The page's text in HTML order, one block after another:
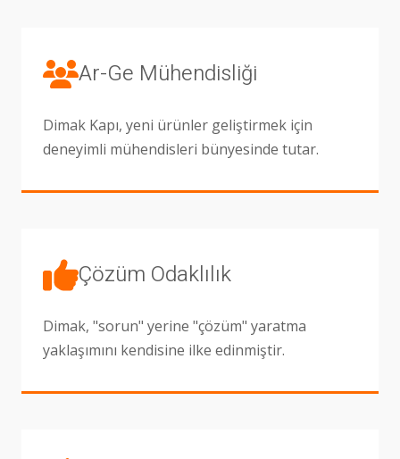
Ar-Ge Mühendisliği
Dimak Kapı, yeni ürünler geliştirmek için
deneyimli mühendisleri bünyesinde tutar.
Çözüm Odaklılık
Dimak, "sorun" yerine "çözüm" yaratma
yaklaşımını kendisine ilke edinmiştir.